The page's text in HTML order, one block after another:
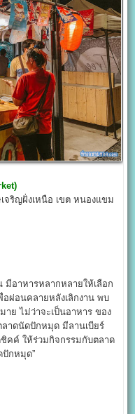
)
จริญฝั่งเหนือ เขต หนองแขม
อาหารหลากหลายให้เลือก
อผ่อนคลายหลังเลิกงาน พบ
าย ไม่ว่าจะเป็นอาหาร ของ
าดนัดปักหมุด มีลานเบียร์
คค์ ให้ร่วมกิจกรรมกับตลาด
กหมุด”